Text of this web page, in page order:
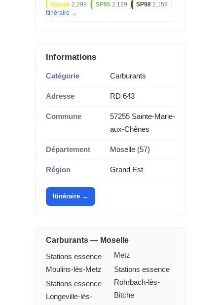
Gazole 2,299 SP95 2,129 SP98 2,159
Itinéraire →
Informations
Catégorie Carburants
Adresse RD 643
Commune
57255 Sainte-Marie-
aux-Chênes
Département Moselle (57)
Région Grand Est
Itinéraire →
Carburants — Moselle
Stations essence
Moulins-lès-Metz
Stations essence
Longeville-lès-
Metz
Stations essence
Rohrbach-lès-
Bitche